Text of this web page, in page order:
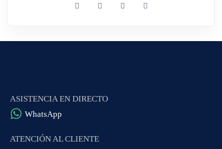
ASISTENCIA EN DIRECTO
WhatsApp
ATENCIÓN AL CLIENTE